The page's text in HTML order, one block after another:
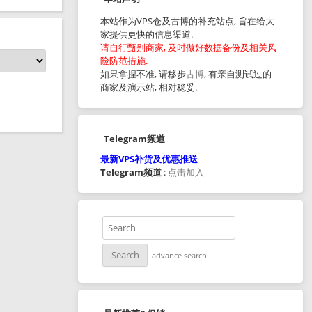
本站作为VPS仓及古博的补充站点, 旨在给大
家提供更快的信息渠道.
请自行甄别商家, 及时做好数据备份及相关风
险防范措施.
如果拿捏不准, 请移步古博, 有亲自测试过的
商家及演示站, 相对稳妥.
Telegram频道
最新VPS补货及优惠推送
Telegram频道 : 点击加入
advance search